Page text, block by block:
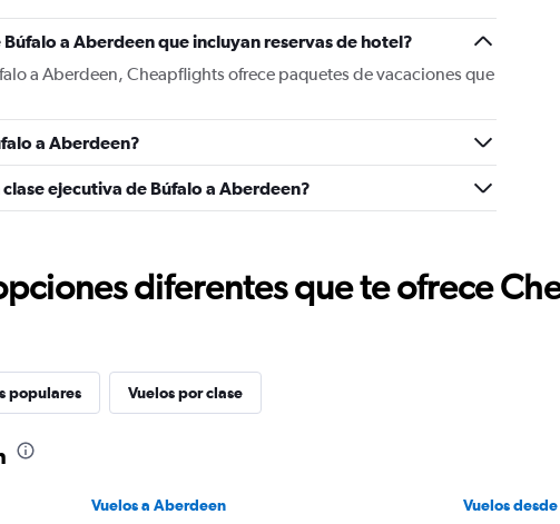
a Aberdeen que incluyan reservas de hotel?
a Aberdeen, Cheapflights ofrece paquetes de vacaciones que
a Aberdeen?
ejecutiva de Búfalo a Aberdeen?
diferentes que te ofrece
populares Vuelos por clase
Vuelos a Aberdeen
Vuelos